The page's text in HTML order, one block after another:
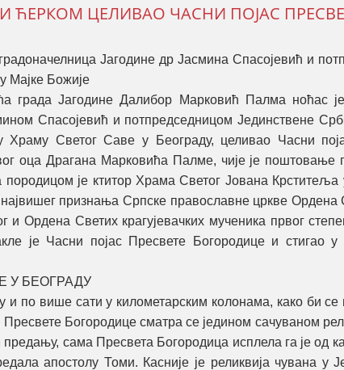
ЦЕЛИВАО ЧАСНИ ПОЈАС
Јагодине др Јасмина Спасојевић и
Мајке Божије
града Јагодине Далибор Марковић Палма ноћас
Спасојевић и потпредседницом Јединствене
Светог Саве у Београду, целивао Часни
оца Драгана Марковића Палме, чије је поштовање
је ктитор Храма Светог Јована Крститеља
признања Српске православне цркве Ордена
Ордена Светих крагујевачких мученика првог
је Часни појас Пресвете Богородице и стигао у
У БЕОГРАДУ
и по више сати у километарским колонама, како би се
Богородице сматра се једином сачуваном
сама Пресвета Богородица исплела га је од
апостолу Томи. Касније је реликвија чувана у